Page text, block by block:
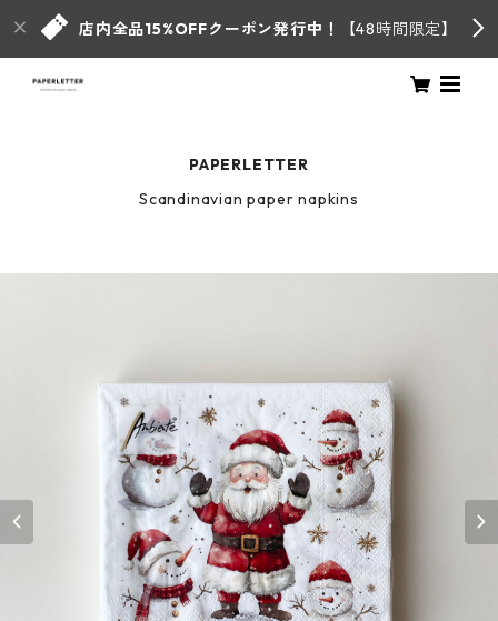
店内全品15%OFFクーポン発行中！ 【48時間限定】
PAPERLETTER
Scandinavian paper napkins